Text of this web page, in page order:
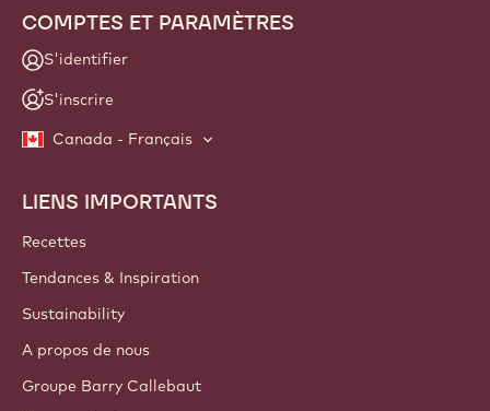
COMPTES ET PARAMÈTRES
S'identifier
S'inscrire
Canada - Français
Footer
Callebaut
LIENS IMPORTANTS
Recettes
Tendances & Inspiration
Sustainability
A propos de nous
Groupe Barry Callebaut